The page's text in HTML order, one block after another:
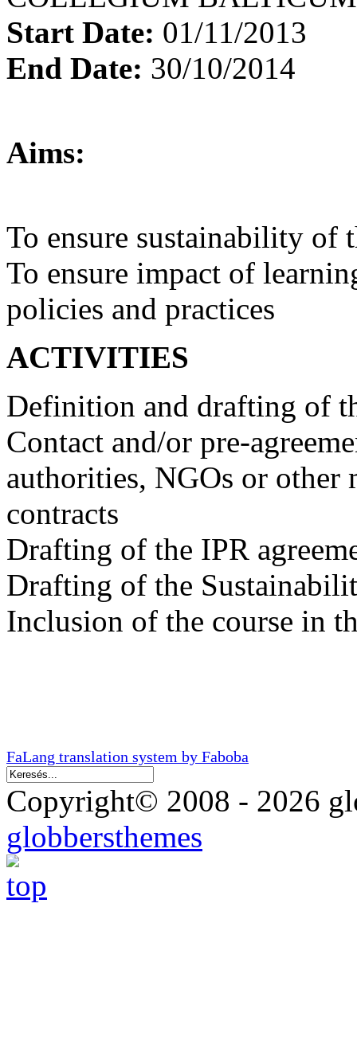
Start Date: 01/11/2013
End Date: 30/10/2014
Aims:
To ensure sustainability of
To ensure impact of
policies and practices
ACTIVITIES
Definition and drafting of
Contact and/or pre-
authorities, NGOs or other
contracts
Drafting of the IPR
Drafting of the
Inclusion of the course in
FaLang translation system by Faboba
Copyright© 2008 - 2026
globbersthemes